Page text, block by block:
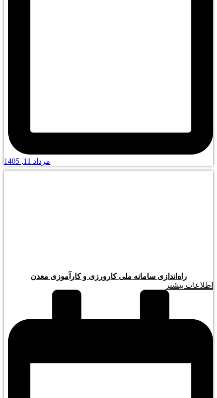
مرداد 11, 1405
راه‌اندازی سامانه ملی کارورزی و کارآموزی معدن
اطلاعات بیشتر